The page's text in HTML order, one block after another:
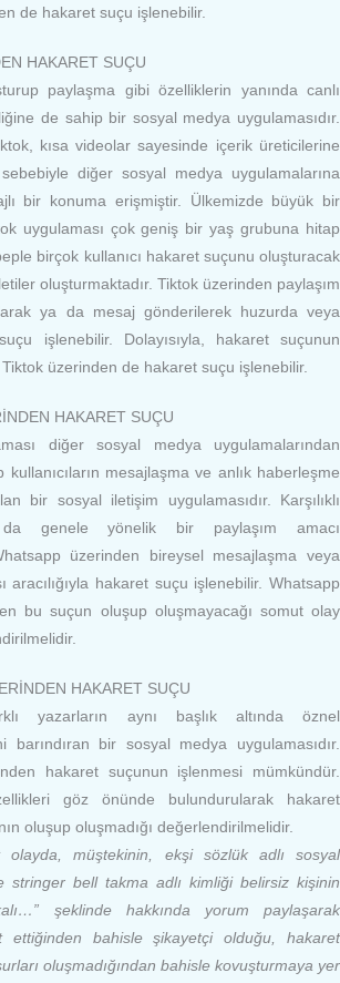
de hakaret suçu işlenebilir.
HAKARET SUÇU
paylaşma gibi özelliklerin yanında canlı
de sahip bir sosyal medya uygulamasıdır.
kısa videolar sayesinde içerik üreticilerine
diğer sosyal medya uygulamalarına
bir konuma erişmiştir. Ülkemizde büyük bir
uygulaması çok geniş bir yaş grubuna hitap
birçok kullanıcı hakaret suçunu oluşturacak
oluşturmaktadır. Tiktok üzerinden paylaşım
ya da mesaj gönderilerek huzurda veya
işlenebilir. Dolayısıyla, hakaret suçunun
üzerinden de hakaret suçu işlenebilir.
HAKARET SUÇU
diğer sosyal medya uygulamalarından
kullanıcıların mesajlaşma ve anlık haberleşme
bir sosyal iletişim uygulamasıdır. Karşılıklı
genele yönelik bir paylaşım amacı
üzerinden bireysel mesajlaşma veya
aracılığıyla hakaret suçu işlenebilir. Whatsapp
bu suçun oluşup oluşmayacağı somut olay
HAKARET SUÇU
yazarların aynı başlık altında öznel
barındıran bir sosyal medya uygulamasıdır.
hakaret suçunun işlenmesi mümkündür.
göz önünde bulundurularak hakaret
oluşup oluşmadığı değerlendirilmelidir.
olayda, müştekinin, ekşi sözlükadlı sosyal
stringer bell takma adlı kimliği belirsiz kişinin
şeklinde hakkında yorum paylaşarak
ettiğinden bahisle şikayetçi olduğu,hakaret
oluşmadığından bahisle kovuşturmaya yer